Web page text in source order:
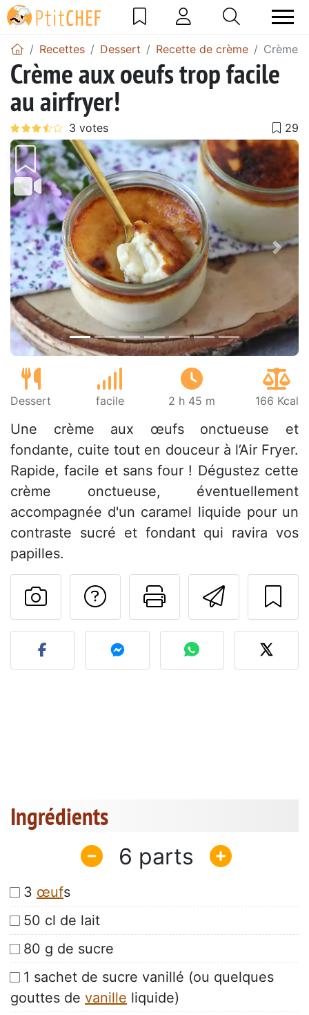
Recettes Dessert Recette de crème Crème
Crème aux oeufs trop facile
au airfryer!
Précédent
Dessert facile 2 h 45 m 166 Kcal
Une crème aux œufs onctueuse et
fondante, cuite tout en douceur à l’Air Fryer.
Rapide, facile et sans four ! Dégustez cette
crème onctueuse, éventuellement
accompagnée d'un caramel liquide pour un
contraste sucré et fondant qui ravira vos
papilles.
Imprimer
Poser une
Publier votre photo de
Ingrédients
6
3 œufs
50 cl de lait
80 g de sucre
1 sachet de sucre vanillé (ou quelques
gouttes de vanille liquide)